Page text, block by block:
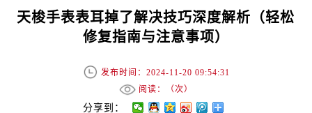
天梭手表表耳掉了解决技巧深度解析（轻松
修复指南与注意事项）
发布时间：2024-11-20 09:54:31
阅读：（次）
分享到：